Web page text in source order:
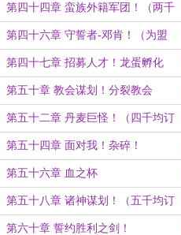
毕）
第四十四章 蛮族外籍军团！（两千
均订加更）
第四十六章 守誓者-邓肯！（为盟
主FrankChiao加更）
第四十七章 招募人才！龙蛋孵化
第五十章 教会谋划！分裂教会
第五十二章 丹麦巨怪！（四千均订
加更）
第五十四章 面对我！杂碎！
第五十六章 血之杯
第五十八章 诸神谋划！（五千均订
加更）
第六十章 誓约胜利之剑！